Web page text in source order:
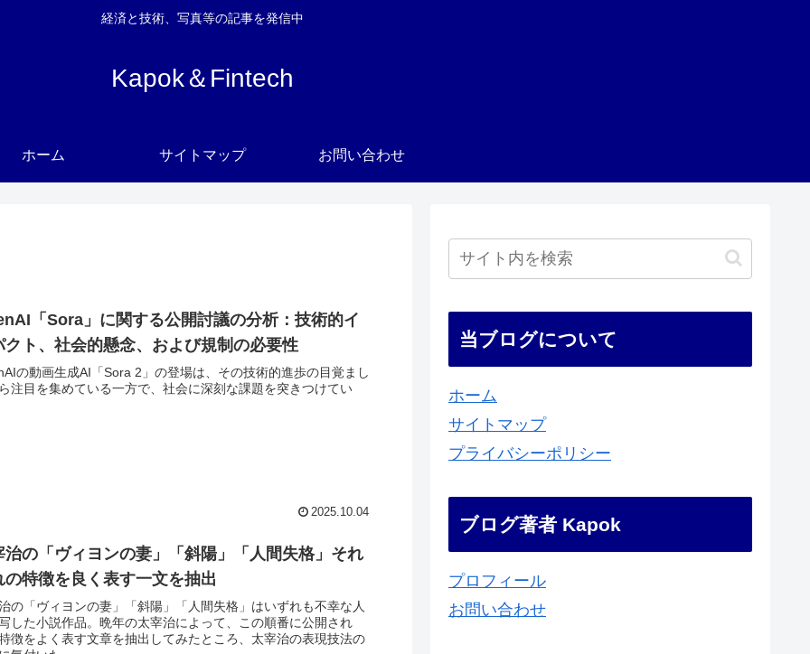
経済と技術、写真等の記事を発信中
Kapok＆Fintech
ホーム サイトマップ お問い合わせ
「Sora」に関する公開討議の分析：技術的イ
クト、社会的懸念、および規制の必要性
の動画生成AI「Sora 2」の登場は、その技術的進歩の目覚まし
注目を集めている一方で、社会に深刻な課題を突きつけてい
2025.10.04
治の「ヴィヨンの妻」「斜陽」「人間失格」それ
の特徴を良く表す一文を抽出
の「ヴィヨンの妻」「斜陽」「人間失格」はいずれも不幸な人
した小説作品。晩年の太宰治によって、この順番に公開され
徴をよく表す文章を抽出してみたところ、太宰治の表現技法の
当ブログについて
ホーム
サイトマップ
プライバシーポリシー
ブログ著者 Kapok
プロフィール
お問い合わせ